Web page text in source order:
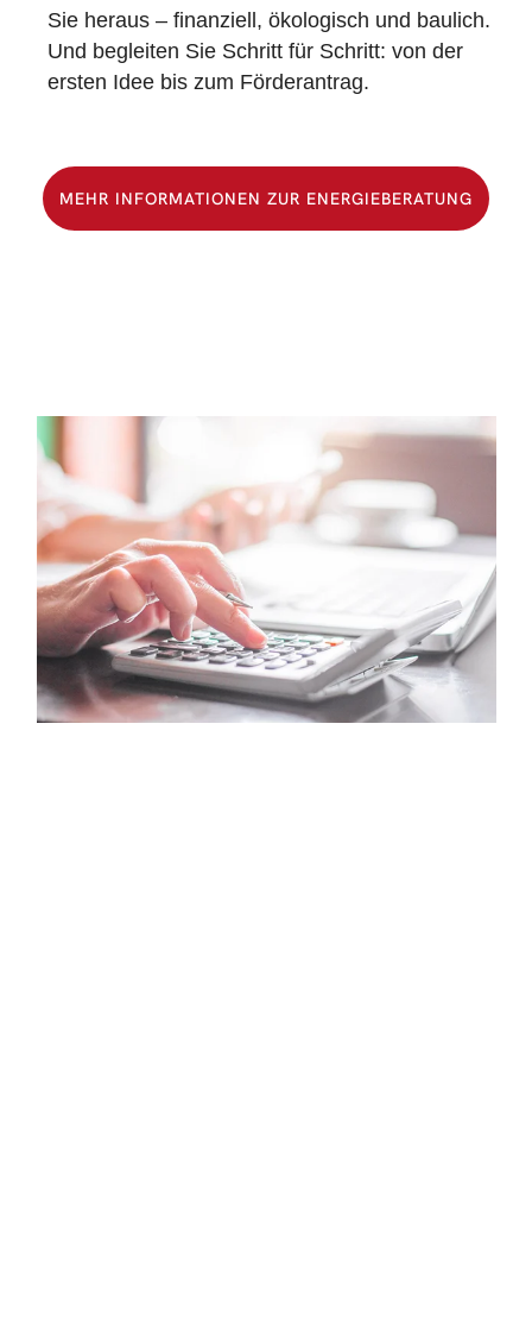
Sie heraus –finanziell, ökologisch und baulich.
Und begleiten Sie Schritt für Schritt: von der
ersten Idee bis zum Förderantrag.
MEHR INFORMATIONEN ZUR ENERGIEBERATUNG